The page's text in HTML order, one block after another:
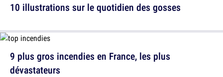
10 illustrations sur le quotidien des gosses
9 plus gros incendies en France, les plus
dévastateurs